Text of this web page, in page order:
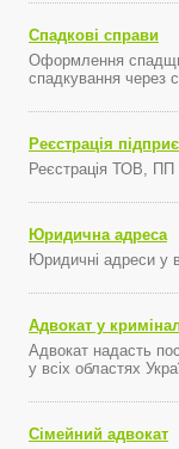
Спадкові справи
Оформлення
спадкування через
Реєстрація
Реєстрація ТОВ, ПП
Юридична адреса
Юридичні адреси у
Адвокат у
Адвокат надасть
у всіх областях
Сімейний адвокат